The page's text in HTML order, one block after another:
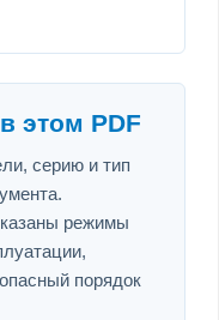
этом PDF
серию и тип
режимы
порядок